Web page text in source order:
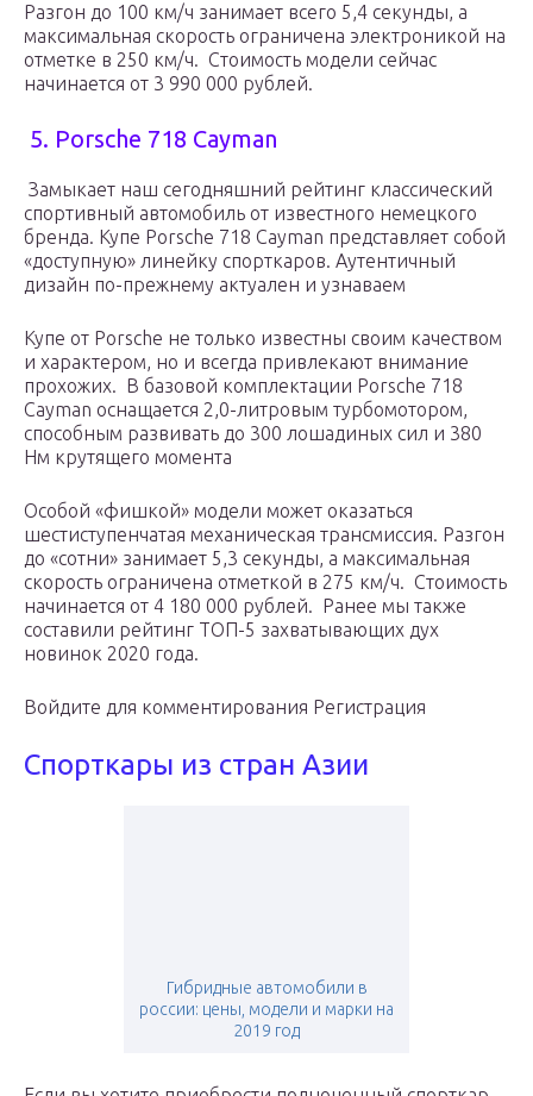
Разгон до 100 км/ч занимает всего 5,4 секунды, а
максимальная скорость ограничена электроникой на
отметке в 250 км/ч. Стоимость модели сейчас
начинается от 3 990 000 рублей.
5. Porsche 718 Cayman
Замыкает наш сегодняшний рейтинг классический
спортивный автомобиль от известного немецкого
бренда. Купе Porsche 718 Cayman представляет собой
«доступную» линейку спорткаров. Аутентичный
дизайн по-прежнему актуален и узнаваем
Купе от Porsche не только известны своим качеством
и характером, но и всегда привлекают внимание
прохожих. В базовой комплектации Porsche 718
Cayman оснащается 2,0-литровым турбомотором,
способным развивать до 300 лошадиных сил и 380
Нм крутящего момента
Особой «фишкой» модели может оказаться
шестиступенчатая механическая трансмиссия. Разгон
до «сотни» занимает 5,3 секунды, а максимальная
скорость ограничена отметкой в 275 км/ч. Стоимость
начинается от 4 180 000 рублей. Ранее мы также
составили рейтинг ТОП-5 захватывающих дух
новинок 2020 года.
Войдите для комментирования Регистрация
Спорткары из стран Азии
Гибридные автомобили в
россии: цены, модели и марки на
2019 год